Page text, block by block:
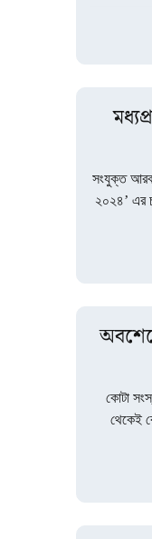
সংযুক্ত আরব
২০২৪’ এর
কোটা
থেকেই